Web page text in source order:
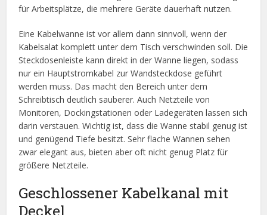
für Arbeitsplätze, die mehrere Geräte dauerhaft nutzen.
Eine Kabelwanne ist vor allem dann sinnvoll, wenn der
Kabelsalat komplett unter dem Tisch verschwinden soll. Die
Steckdosenleiste kann direkt in der Wanne liegen, sodass
nur ein Hauptstromkabel zur Wandsteckdose geführt
werden muss. Das macht den Bereich unter dem
Schreibtisch deutlich sauberer. Auch Netzteile von
Monitoren, Dockingstationen oder Ladegeräten lassen sich
darin verstauen. Wichtig ist, dass die Wanne stabil genug ist
und genügend Tiefe besitzt. Sehr flache Wannen sehen
zwar elegant aus, bieten aber oft nicht genug Platz für
größere Netzteile.
Geschlossener Kabelkanal mit
Deckel